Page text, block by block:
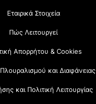
Εταιρικά Στοιχεία
Πώς Λειτουργεί
Απορρήτου & Cookies
Πλουραλισμού και Διαφάνειας
και Πολιτική Λειτουργίας